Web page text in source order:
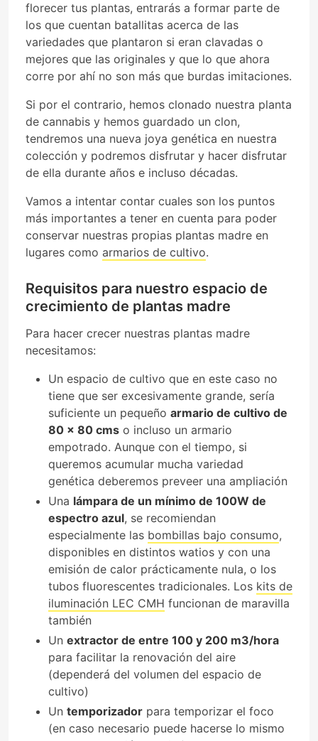
florecer tus plantas, entrarás a formar parte de
los que cuentan batallitas acerca de las
variedades que plantaron si eran clavadas o
mejores que las originales y que lo que ahora
corre por ahí no son más que burdas imitaciones.
Si por el contrario, hemos clonado nuestra planta
de cannabis y hemos guardado un clon,
tendremos una nueva joya genética en nuestra
colección y podremos disfrutar y hacer disfrutar
de ella durante años e incluso décadas.
Vamos a intentar contar cuales son los puntos
más importantes a tener en cuenta para poder
conservar nuestras propias plantas madre en
lugares como armarios de cultivo.
Requisitos para nuestro espacio de
crecimiento de plantas madre
Para hacer crecer nuestras plantas madre
necesitamos:
Un espacio de cultivo que en este caso no
tiene que ser excesivamente grande, sería
suficiente un pequeño armario de cultivo de
80 x 80 cms o incluso un armario
empotrado. Aunque con el tiempo, si
queremos acumular mucha variedad
genética deberemos preveer una ampliación
Una lámpara de un mínimo de 100W de
espectro azul, se recomiendan
especialmente las bombillas bajo consumo,
disponibles en distintos watios y con una
emisión de calor prácticamente nula, o los
tubos fluorescentes tradicionales. Los kits de
iluminación LEC CMH funcionan de maravilla
también
Un extractor de entre 100 y 200 m3/hora
para facilitar la renovación del aire
(dependerá del volumen del espacio de
cultivo)
Un temporizador para temporizar el foco
(en caso necesario puede hacerse lo mismo